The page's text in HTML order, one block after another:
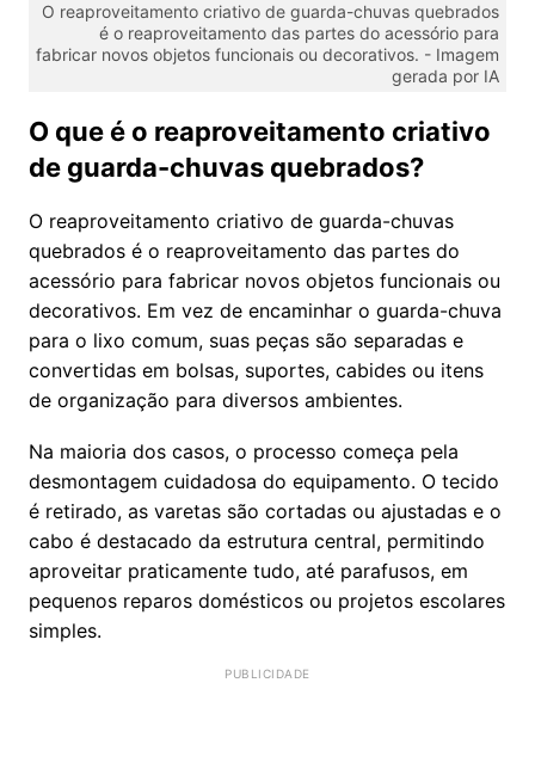
O reaproveitamento criativo de guarda-chuvas quebrados
é o reaproveitamento das partes do acessório para
fabricar novos objetos funcionais ou decorativos. - Imagem
gerada por IA
O que é o reaproveitamento criativo
de guarda-chuvas quebrados?
O reaproveitamento criativo de guarda-chuvas
quebrados é o reaproveitamento das partes do
acessório para fabricar novos objetos funcionais ou
decorativos. Em vez de encaminhar o guarda-chuva
para o lixo comum, suas peças são separadas e
convertidas em bolsas, suportes, cabides ou itens
de organização para diversos ambientes.
Na maioria dos casos, o processo começa pela
desmontagem cuidadosa do equipamento. O tecido
é retirado, as varetas são cortadas ou ajustadas e o
cabo é destacado da estrutura central, permitindo
aproveitar praticamente tudo, até parafusos, em
pequenos reparos domésticos ou projetos escolares
simples.